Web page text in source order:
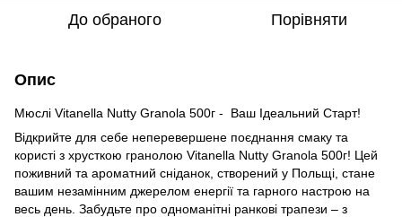
До обраного Порівняти
Опис
Мюслі Vitanella Nutty Granola 500г - Ваш Ідеальний Старт!
Відкрийте для себе неперевершене поєднання смаку та
користі з хрусткою гранолою Vitanella Nutty Granola 500г! Цей
поживний та ароматний сніданок, створений у Польщі, стане
вашим незамінним джерелом енергії та гарного настрою на
весь день. Забудьте про одноманітні ранкові трапези – з